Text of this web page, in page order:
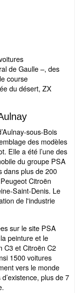
de Gaulle –, des
course
du désert, ZX
sous-Bois
des modèles
Elle a été l’une des
du groupe PSA
dans plus de 200
Citroën
Saint-Denis. Le
de l'industrie
sur le site PSA
peinture et le
C3 et Citroën C2
1500 voitures
vers le monde
plus de 7